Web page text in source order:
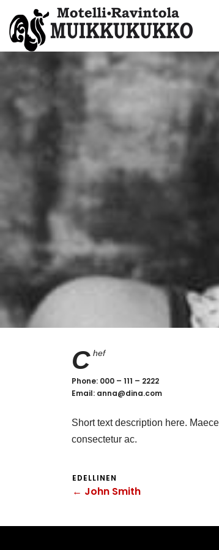
C hef
Phone: 000 – 111 – 2222
Email: anna@dina.com
Short text description here.
consectetur ac.
EDELLINEN
← John Smith